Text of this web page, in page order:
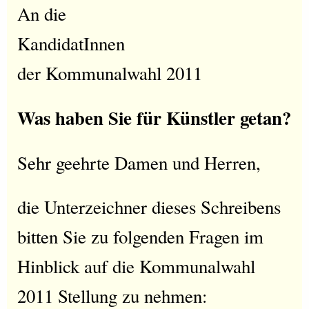
An die
KandidatInnen
der Kommunalwahl 2011
Was haben Sie für Künstler getan?
Sehr geehrte Damen und Herren,
die Unterzeichner dieses Schreibens
bitten Sie zu folgenden Fragen im
Hinblick auf die Kommunalwahl
2011 Stellung zu nehmen: